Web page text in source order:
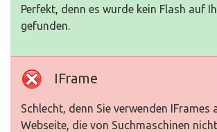
Perfekt, denn es wurde kein Flash auf
gefunden.
IFrame
Schlecht, denn Sie verwenden IFrames
Webseite, die von Suchmaschinen